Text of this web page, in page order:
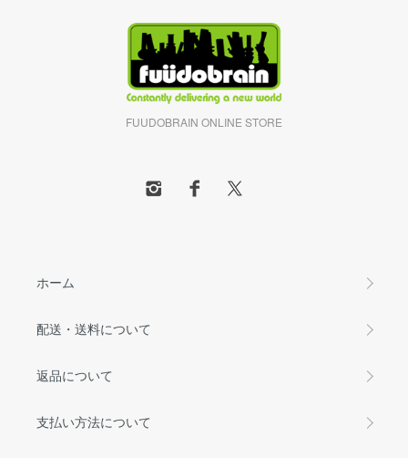
FUUDOBRAIN ONLINE STORE
ホーム
配送・送料について
返品について
支払い方法について